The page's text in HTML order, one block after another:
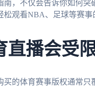
，不仅会告诉你如何突
松观看NBA、足球等赛事
播会受限
的体育赛事版权通常只